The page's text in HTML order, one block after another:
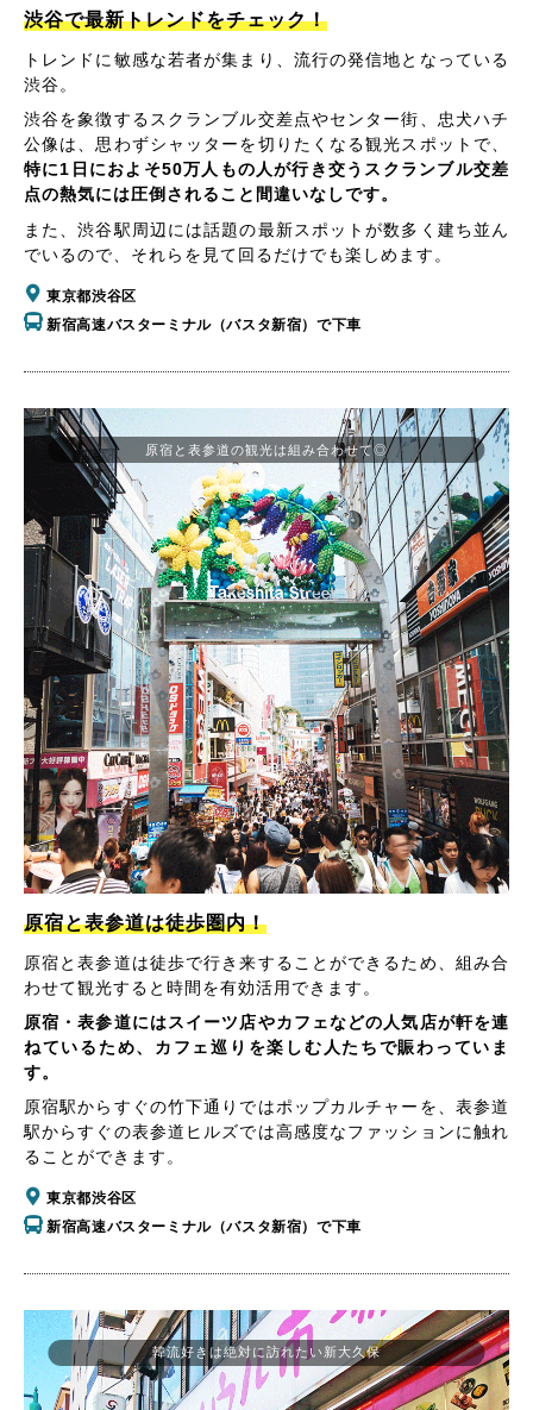
渋谷で最新トレンドをチェック！
トレンドに敏感な若者が集まり、流行の発信地となっている
渋谷。
渋谷を象徴するスクランブル交差点やセンター街、忠犬ハチ
公像は、思わずシャッターを切りたくなる観光スポットで、
特に1日におよそ50万人もの人が行き交うスクランブル交差
点の熱気には圧倒されること間違いなしです。
また、渋谷駅周辺には話題の最新スポットが数多く建ち並ん
でいるので、それらを見て回るだけでも楽しめます。
東京都渋谷区
新宿高速バスターミナル（バスタ新宿）で下車
原宿と表参道は徒歩圏内！
原宿と表参道は徒歩で行き来することができるため、組み合
わせて観光すると時間を有効活用できます。
原宿・表参道にはスイーツ店やカフェなどの人気店が軒を連
ねているため、カフェ巡りを楽しむ人たちで賑わっていま
す。
原宿駅からすぐの竹下通りではポップカルチャーを、表参道
駅からすぐの表参道ヒルズでは高感度なファッションに触れ
ることができます。
東京都渋谷区
新宿高速バスターミナル（バスタ新宿）で下車
原宿と表参道の観光は組み合わせて◎
韓流好きは絶対に訪れたい新大久保